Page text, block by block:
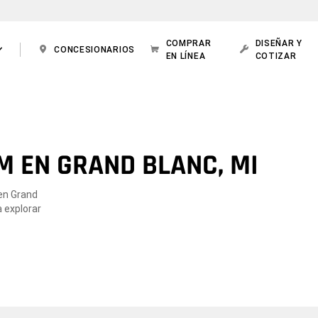
CONCESIONARIOS
COMPRAR
EN LÍNEA
DISEÑAR Y
COTIZAR
EN GRAND BLANC, MI
Grand
explorar